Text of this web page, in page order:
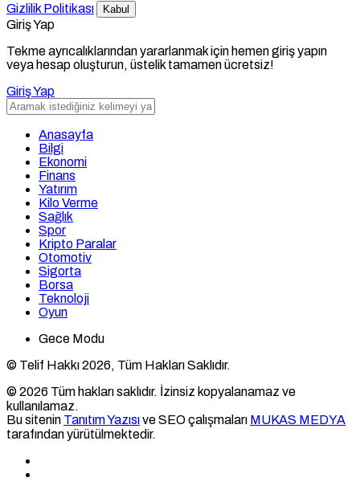
Gizlilik Politikası
Kabul
Giriş Yap
Tekme ayrıcalıklarından yararlanmak için hemen giriş yapın
veya hesap oluşturun, üstelik tamamen ücretsiz!
Giriş Yap
Anasayfa
Bilgi
Ekonomi
Finans
Yatırım
Kilo Verme
Sağlık
Spor
Kripto Paralar
Otomotiv
Sigorta
Borsa
Teknoloji
Oyun
Gece Modu
© Telif Hakkı 2026, Tüm Hakları Saklıdır.
© 2026 Tüm hakları saklıdır. İzinsiz kopyalanamaz ve
kullanılamaz.
Bu sitenin Tanıtım Yazısıve SEO çalışmaları MUKAS MEDYA
tarafından yürütülmektedir.